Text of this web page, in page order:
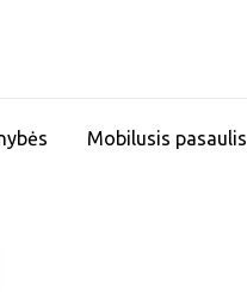
Mobilusis pasaulis